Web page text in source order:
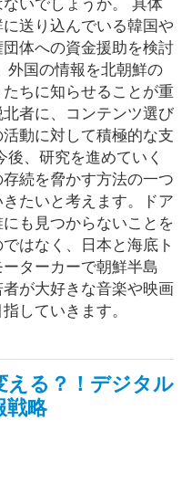
送り込んでいる韓国や
体への資金援助を検討
外国の情報を北朝鮮の
ちに知らせることが重
者に、コンテンツ選び
動に対して積極的な支
、研究を進めていく
続を脅かす方法の一つ
たいと考えます。ドア
も見つからないことを
はなく、日本と海底ト
ターカーで朝鮮半島
が大好きな音楽や映画
していきます。
える？！デジタル
戦略